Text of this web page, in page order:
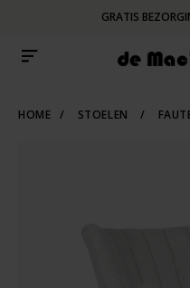
GRATIS
HOME / STOELEN /